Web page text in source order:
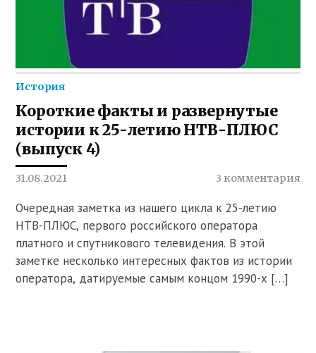
История
Короткие факты и развернутые
истории к 25-летию НТВ-ПЛЮС
(выпуск 4)
31.08.2021 3 комментария
Очередная заметка из нашего цикла к 25-летию
НТВ-ПЛЮС, первого российского оператора
платного и спутникового телевидения. В этой
заметке несколько интересных фактов из истории
оператора, датируемые самым концом 1990-х […]